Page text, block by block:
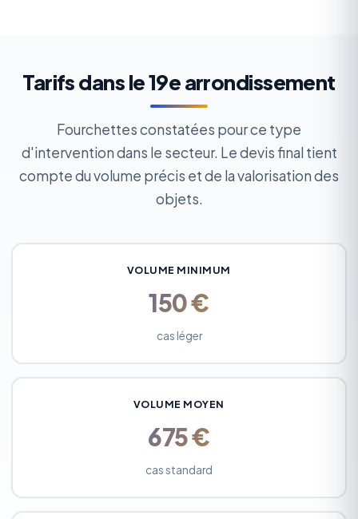
Tarifs dans le 19e arrondissement
Fourchettes constatées pour ce type
d'intervention dans le secteur. Le devis final tient
compte du volume précis et de la valorisation des
objets.
VOLUME MINIMUM
150 €
cas léger
VOLUME MOYEN
675 €
cas standard